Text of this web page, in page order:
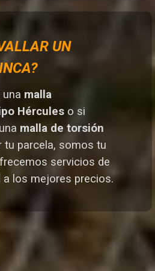
UN
malla
Hércules o si
malla de torsión
tu parcela, somos tu
servicios de
a los mejores precios.